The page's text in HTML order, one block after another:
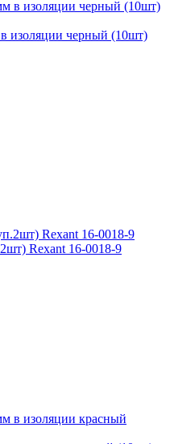
изоляции черный (10шт)
Rexant 16-0018-9